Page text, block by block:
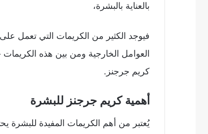
بالعناية بالبشرة،
فيوجد الكثير من الكريمات التي تعمل
العوامل الخارجية ومن بين هذه
كريم جرجنز.
أهمية كريم جرجنز للبشرة
يُعتبر من أهم الكريمات المفيدة للبشرة